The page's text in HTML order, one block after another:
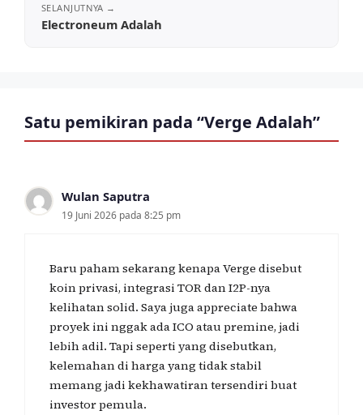
Electroneum Adalah
Satu pemikiran pada “Verge Adalah”
Wulan Saputra
19 Juni 2026 pada 8:25 pm
Baru paham sekarang kenapa Verge disebut
koin privasi, integrasi TOR dan I2P-nya
kelihatan solid. Saya juga appreciate bahwa
proyek ini nggak ada ICO atau premine, jadi
lebih adil. Tapi seperti yang disebutkan,
kelemahan di harga yang tidak stabil
memang jadi kekhawatiran tersendiri buat
investor pemula.